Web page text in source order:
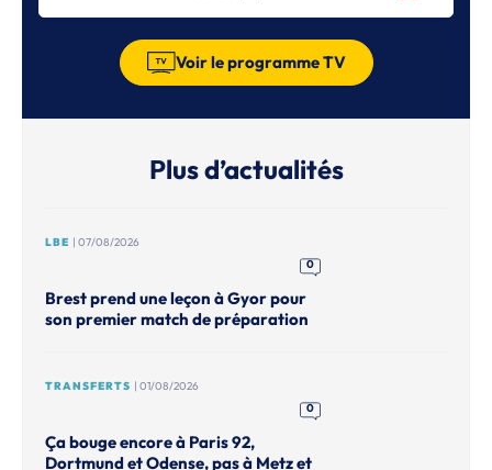
Voir le programme TV
Plus d’actualités
LBE | 07/08/2026
0
Brest prend une leçon à Gyor pour
son premier match de préparation
TRANSFERTS | 01/08/2026
0
Ça bouge encore à Paris 92,
Dortmund et Odense, pas à Metz et